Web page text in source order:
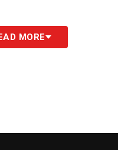
uno dei
obbligo di
MORE